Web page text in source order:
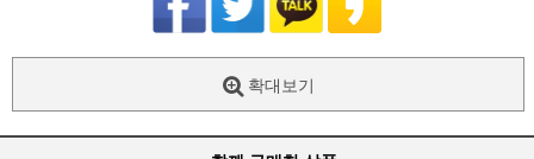
확대보기